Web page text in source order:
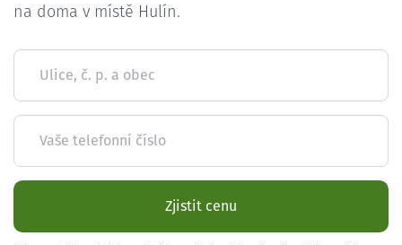
na doma v místě Hulín.
Ulice, č. p. a obec
Vaše telefonní číslo
Zjistit cenu